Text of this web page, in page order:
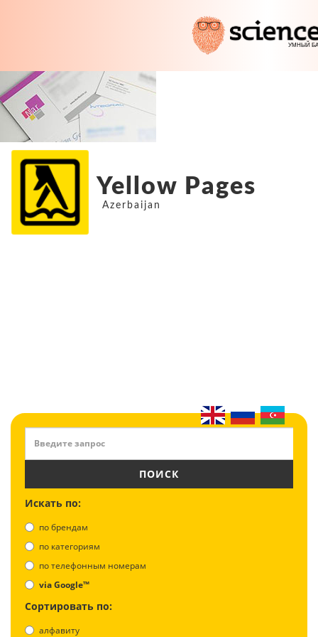
Yellow Pages
Azerbaijan
ПОИСК
Искать по:
по брендам
по категориям
по телефонным номерам
via Google™
Сортировать по:
алфавиту